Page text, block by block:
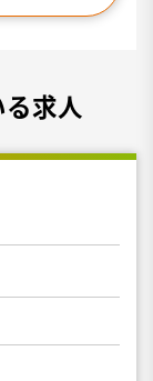
求人